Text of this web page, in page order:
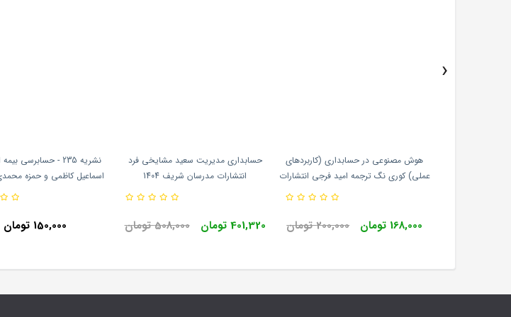
هوش مصنوعی در حسابداری (کاربردهای
عملی) کوری نگ ترجمه امید فرجی انتشارات
168,000 تومان 200,000 تومان
حسابداری مدیریت سعید مشایخی فرد
انتشارات مدرسان شریف 1404
401,320 تومان 508,000 تومان
نشریه 235 - حسابرسی
اسماعیل کاظمی و حمزه
انتشارات سازمان
150,000 تومان
›